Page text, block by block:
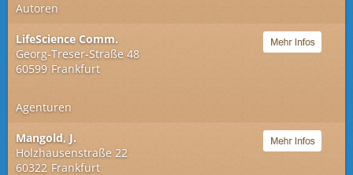
Autoren
LifeScience Comm.
Georg-Treser-Straße 48
60599 Frankfurt
Agenturen
Mangold, J.
Holzhausenstraße 22
60322 Frankfurt